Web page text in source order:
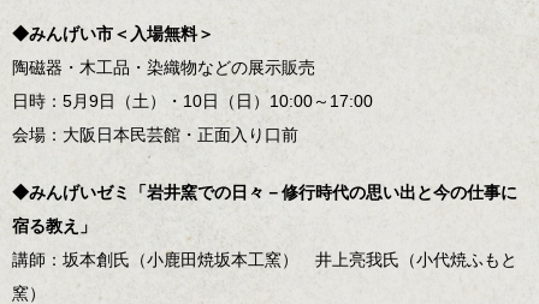
◆みんげい市＜入場無料＞
陶磁器・木工品・染織物などの展示販売
日時：5月9日（土）・10日（日）10:00～17:00
会場：大阪日本民芸館・正面入り口前
◆みんげいゼミ「岩井窯での日々－修行時代の思い出と今の仕事に
宿る教え」
講師：坂本創氏（小鹿田焼坂本工窯） 井上亮我氏（小代焼ふもと
窯）